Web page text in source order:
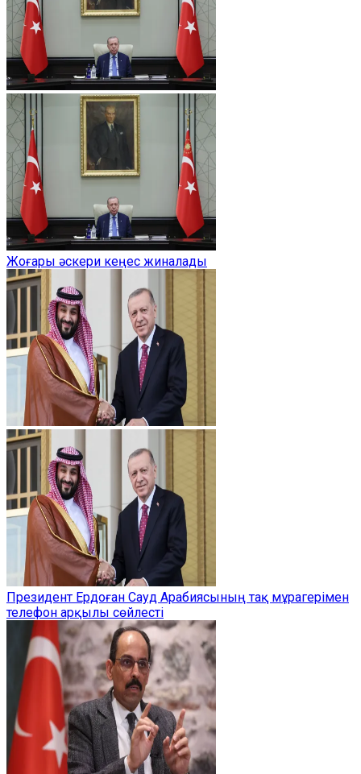
Жоғары әскери кеңес жиналады
Президент Ердоған Сауд Арабиясының тақ мұрагерімен
телефон арқылы сөйлесті